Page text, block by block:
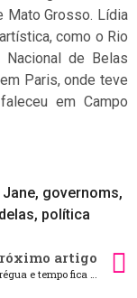
Mato Grosso. Lídia
como o Rio
de Belas
Paris, onde teve
em Campo
Jane, governoms,
, política
artigo